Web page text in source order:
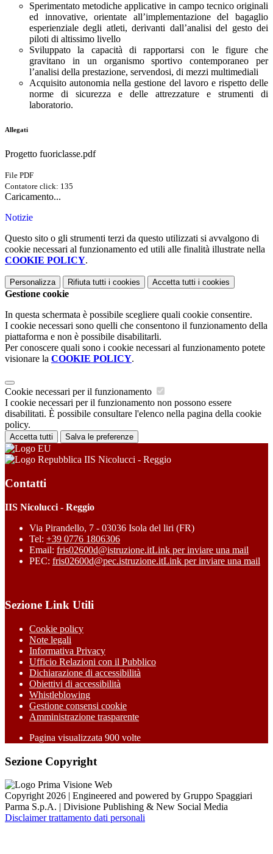
Sperimentato metodiche applicative in campo tecnico originali
ed innovative, orientate all’implementazione del bagaglio
esperienziale degli atleti, derivanti dall’analisi del gesto dei
piloti di altissimo livello
Sviluppato la capacità di rapportarsi con le figure che
gravitano in un organismo sportivo contemporaneo per
l’analisi della prestazione, servendosi, di mezzi multimediali
Acquisito autonomia nella gestione del lavoro e rispetto delle
norme di sicurezza e delle attrezzature e strumenti di
laboratorio.
Allegati
Progetto fuoriclasse.pdf
File PDF
Contatore click: 135
Caricamento...
Notizie
Questo sito o gli strumenti terzi da questo utilizzati si avvalgono di
cookie necessari al funzionamento ed utili alle finalità illustrate nella
COOKIE POLICY.
Personalizza Rifiuta tutti i cookies Accetta tutti i cookies
Gestione cookie
In questa schermata è possibile scegliere quali cookie consentire.
I cookie necessari sono quelli che consentono il funzionamento della
piattaforma e non è possibile disabilitarli.
Per conoscere quali sono i cookie necessari al funzionamento potete
visionare la COOKIE POLICY.
Cookie necessari per il funzionamento
I cookie necessari per il funzionamento non possono essere
disabilitati. È possibile consultare l'elenco nella pagina della cookie
policy.
Accetta tutti Salva le preferenze
IIS Nicolucci - Reggio
Contatti
IIS Nicolucci - Reggio
Via Pirandello, 7 - 03036 Isola del liri (FR)
Tel: +39 0776 1806306
Email: fris02600d@istruzione.itLink per inviare una mail
PEC: fris02600d@pec.istruzione.itLink per inviare una mail
Sezione Link Utili
Cookie policy
Note legali
Informativa Privacy
Ufficio Relazioni con il Pubblico
Dichiarazione di accessibilità
Obiettivi di accessibilità
Whistleblowing
Gestione consensi cookie
Amministrazione trasparente
Pagina visualizzata 900 volte
Sezione Copyright
Copyright 2026 | Engineered and powered by Gruppo Spaggiari
Parma S.p.A. | Divisione Publishing & New Social Media
Disclaimer trattamento dati personali